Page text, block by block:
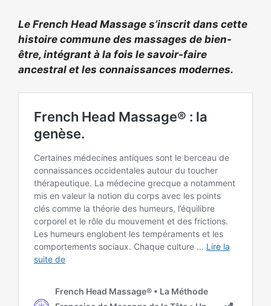
Le French Head Massage s’inscrit dans cette
histoire commune des massages de bien-
être, intégrant à la fois le savoir-faire
ancestral et les connaissances modernes.